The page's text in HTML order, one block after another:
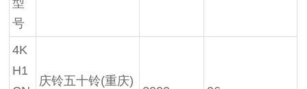
型
号
4K
H1
庆铃五十铃(重庆)